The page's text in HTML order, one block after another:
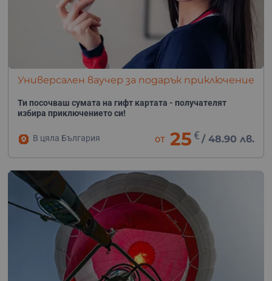
Универсален ваучер за подарък приключение
Ти посочваш сумата на гифт картата - получателят
избира приключението си!
В цяла България от 25 € / 48.90 лв.